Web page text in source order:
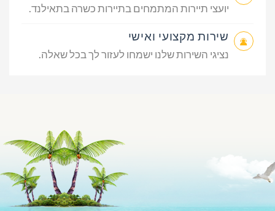
יועצי תיירות המתמחים בתיירות כשרה בתאילנד.
שירות מקצועי ואישי
נציגי השירות שלנו ישמחו לעזור לך בכל שאלה.